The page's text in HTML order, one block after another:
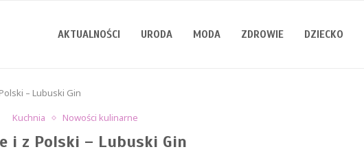
AKTUALNOŚCI URODA MODA ZDROWIE DZIECKO
– Lubuski Gin
Kuchnia
Nowości kulinarne
i z Polski – Lubuski Gin